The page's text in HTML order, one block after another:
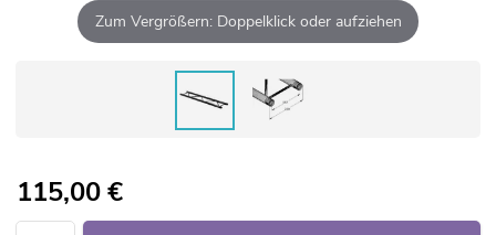
Zum Vergrößern: Doppelklick oder aufziehen
115,00€